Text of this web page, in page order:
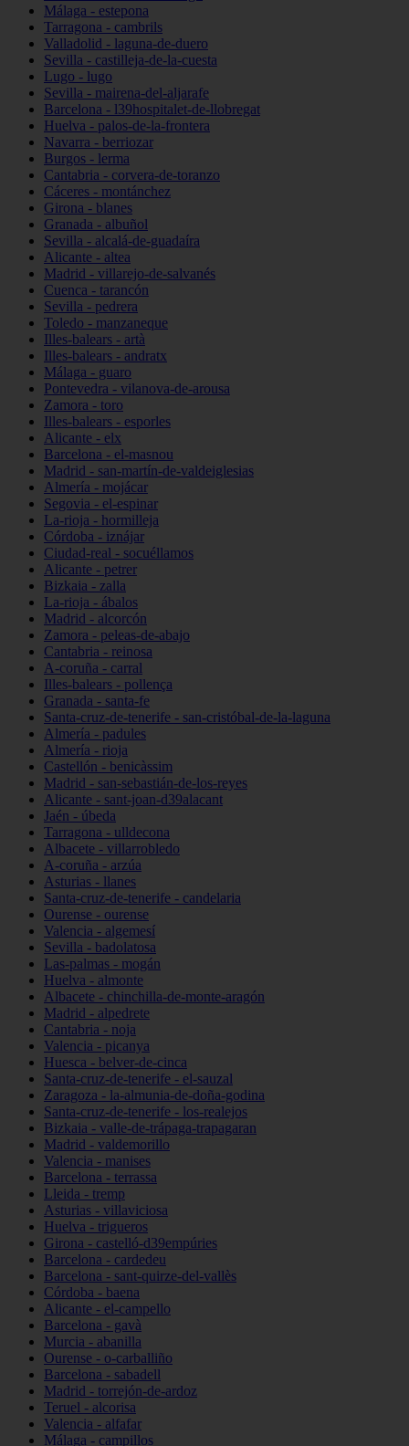
Málaga - estepona
Tarragona - cambrils
Valladolid - laguna-de-duero
Sevilla - castilleja-de-la-cuesta
Lugo - lugo
Sevilla - mairena-del-aljarafe
Barcelona - l39hospitalet-de-llobregat
Huelva - palos-de-la-frontera
Navarra - berriozar
Burgos - lerma
Cantabria - corvera-de-toranzo
Cáceres - montánchez
Girona - blanes
Granada - albuñol
Sevilla - alcalá-de-guadaíra
Alicante - altea
Madrid - villarejo-de-salvanés
Cuenca - tarancón
Sevilla - pedrera
Toledo - manzaneque
Illes-balears - artà
Illes-balears - andratx
Málaga - guaro
Pontevedra - vilanova-de-arousa
Zamora - toro
Illes-balears - esporles
Alicante - elx
Barcelona - el-masnou
Madrid - san-martín-de-valdeiglesias
Almería - mojácar
Segovia - el-espinar
La-rioja - hormilleja
Córdoba - iznájar
Ciudad-real - socuéllamos
Alicante - petrer
Bizkaia - zalla
La-rioja - ábalos
Madrid - alcorcón
Zamora - peleas-de-abajo
Cantabria - reinosa
A-coruña - carral
Illes-balears - pollença
Granada - santa-fe
Santa-cruz-de-tenerife - san-cristóbal-de-la-laguna
Almería - padules
Almería - rioja
Castellón - benicàssim
Madrid - san-sebastián-de-los-reyes
Alicante - sant-joan-d39alacant
Jaén - úbeda
Tarragona - ulldecona
Albacete - villarrobledo
A-coruña - arzúa
Asturias - llanes
Santa-cruz-de-tenerife - candelaria
Ourense - ourense
Valencia - algemesí
Sevilla - badolatosa
Las-palmas - mogán
Huelva - almonte
Albacete - chinchilla-de-monte-aragón
Madrid - alpedrete
Cantabria - noja
Valencia - picanya
Huesca - belver-de-cinca
Santa-cruz-de-tenerife - el-sauzal
Zaragoza - la-almunia-de-doña-godina
Santa-cruz-de-tenerife - los-realejos
Bizkaia - valle-de-trápaga-trapagaran
Madrid - valdemorillo
Valencia - manises
Barcelona - terrassa
Lleida - tremp
Asturias - villaviciosa
Huelva - trigueros
Girona - castelló-d39empúries
Barcelona - cardedeu
Barcelona - sant-quirze-del-vallès
Córdoba - baena
Alicante - el-campello
Barcelona - gavà
Murcia - abanilla
Ourense - o-carballiño
Barcelona - sabadell
Madrid - torrejón-de-ardoz
Teruel - alcorisa
Valencia - alfafar
Málaga - campillos